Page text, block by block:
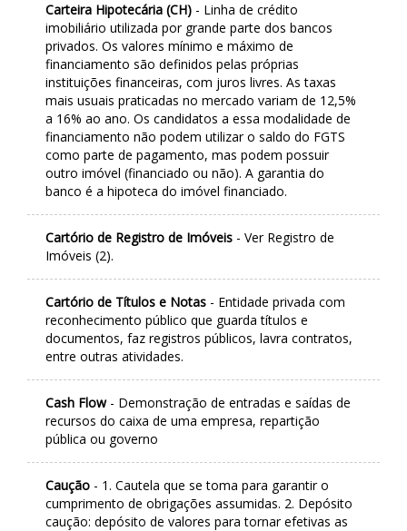
Carteira Hipotecária (CH) - Linha de crédito
imobiliário utilizada por grande parte dos bancos
privados. Os valores mínimo e máximo de
financiamento são definidos pelas próprias
instituições financeiras, com juros livres. As taxas
mais usuais praticadas no mercado variam de 12,5%
a 16% ao ano. Os candidatos a essa modalidade de
financiamento não podem utilizar o saldo do FGTS
como parte de pagamento, mas podem possuir
outro imóvel (financiado ou não). A garantia do
banco é a hipoteca do imóvel financiado.
Cartório de Registro de Imóveis - Ver Registro de
Imóveis (2).
Cartório de Títulos e Notas - Entidade privada com
reconhecimento público que guarda títulos e
documentos, faz registros públicos, lavra contratos,
entre outras atividades.
Cash Flow - Demonstração de entradas e saídas de
recursos do caixa de uma empresa, repartição
pública ou governo
Caução - 1. Cautela que se toma para garantir o
cumprimento de obrigações assumidas. 2. Depósito
caução: depósito de valores para tornar efetivas as